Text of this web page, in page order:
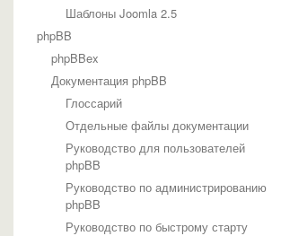
Шаблоны Joomla 2.5
phpBB
phpBBex
Документация phpBB
Глоссарий
Отдельные файлы документации
Руководство для пользователей
phpBB
Руководство по администрированию
phpBB
Руководство по быстрому старту